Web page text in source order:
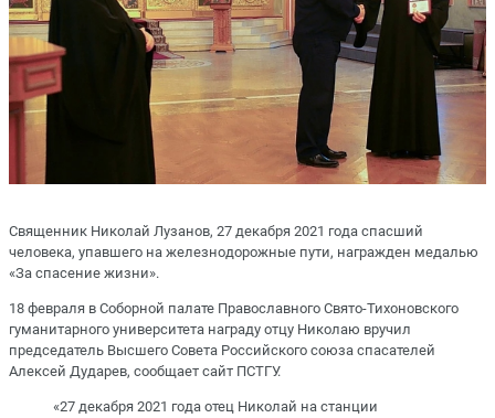
Священник Николай Лузанов, 27 декабря 2021 года спасший
человека, упавшего на железнодорожные пути, награжден медалью
«За спасение жизни».
18 февраля в Соборной палате Православного Свято-Тихоновского
гуманитарного университета награду отцу Николаю вручил
председатель Высшего Совета Российского союза спасателей
Алексей Дударев, сообщает сайт ПСТГУ.
«27 декабря 2021 года отец Николай на станции